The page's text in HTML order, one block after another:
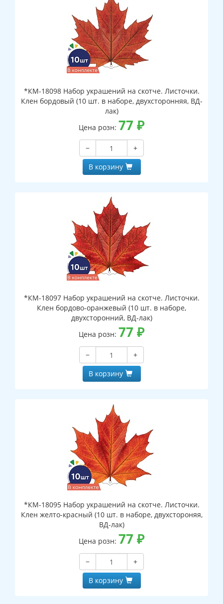
*КМ-18098 Набор украшений на скотче. Листочки.
Клен бордовый (10 шт. в наборе, двухсторонняя, ВД-
лак)
Цена розн: 77 ₽
−
+
В корзину
*КМ-18097 Набор украшений на скотче. Листочки.
Клен бордово-оранжевый (10 шт. в наборе,
двухсторонний, ВД-лак)
Цена розн: 77 ₽
−
+
В корзину
*КМ-18095 Набор украшений на скотче. Листочки.
Клен желто-красный (10 шт. в наборе, двухстороняя,
ВД-лак)
Цена розн: 77 ₽
−
+
В корзину